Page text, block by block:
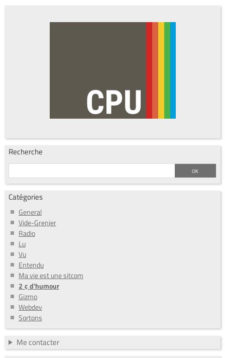
Recherche
Catégories
General
Vide-Grenier
Radio
Lu
Vu
Entendu
Ma vie est une sitcom
2 ¢ d'humour
Gizmo
Webdev
Sortons
Me contacter